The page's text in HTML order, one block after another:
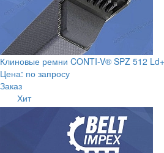
Клиновые ремни CONTI-V® SPZ 512
Цена: по запросу
Заказ
Хит